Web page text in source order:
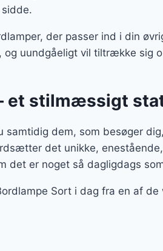
der passer ind i din
og uundgåeligt vil tiltrække sig
et stilmæssigt
dem, som besøger
det unikke,
det er noget så dagligdags
Sort i dag fra en af de